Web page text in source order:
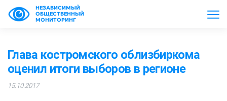
НЕЗАВИСИМЫЙ
ОБЩЕСТВЕННЫЙ
МОНИТОРИНГ
Глава костромского облизбиркома
оценил итоги выборов в регионе
15.10.2017